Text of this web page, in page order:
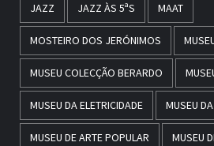
JAZZ JAZZ ÀS 5ªS MAAT
MOSTEIRO DOS JERÓNIMOS
MUSEU COLECÇÃO BERARDO
MUSEU DA ELETRICIDADE MUSEU
MUSEU DE ARTE POPULAR MUSEU